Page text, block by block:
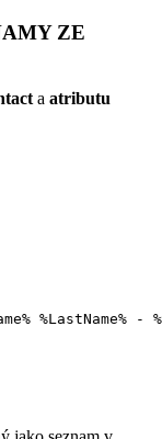
ZE
a atributu
%LastName% -